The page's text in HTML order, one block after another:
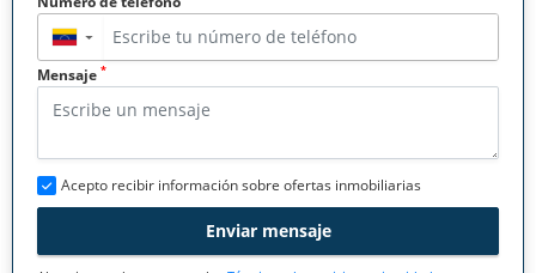
▼
Mensaje *
Acepto recibir información sobre ofertas inmobiliarias
Enviar mensaje